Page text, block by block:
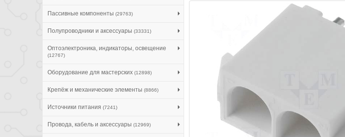
Пассивные компоненты (29763)
Полупроводники и аксессуары (33331)
Оптоэлектроника, индикаторы, освещение
(12767)
Оборудование для мастерских (12898)
Крепёж и механические элементы (8866)
Источники питания (7241)
Провода, кабель и аксессуары (12969)